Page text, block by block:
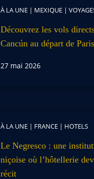
À LA UNE| MEXIQUE|
Découvrez les vols
Cancún au départ de
27 mai 2026
À LA UNE| FRANCE| HOTELS
Le Negresco : une
niçoise où l’hôtellerie
récit